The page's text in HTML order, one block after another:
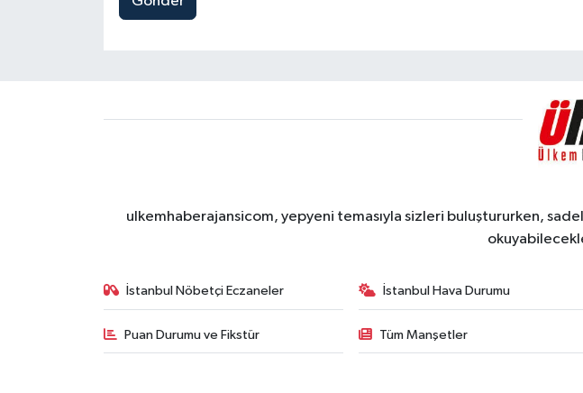
ulkemhaberajansicom, yepyeni temasıyla sizleri buluştururken,
İstanbul Nöbetçi Eczaneler İstanbul Hava Durumu
Puan Durumu ve Fikstür Tüm Manşetler